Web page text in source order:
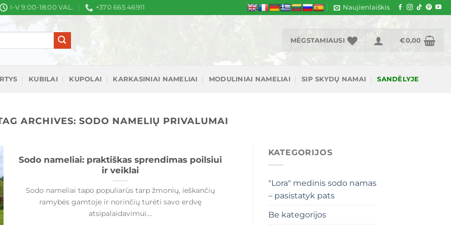
I-V 9:00-18:00 VAL. +370 665 46911 Naujienlaiškis
MĖGSTAMIAUSI €0,00
KUBILAI KUPOLAI KARKASINIAI NAMELIAI MODULINIAI NAMELIAI SIP SKYDŲ NAMAI SANDĖLYJE
ARCHIVES:SODO NAMELIŲ PRIVALUMAI
Sodo nameliai: praktiškas sprendimas poilsiui
ir veiklai
Sodo nameliai tapo populiarūs tarp žmonių, ieškančių
ramybės gamtoje ir norinčių turėti savo erdvę
atsipalaidavimui....
KATEGORIJOS
"Lora" medinis sodo namas
– pasistatyk pats
Be kategorijos